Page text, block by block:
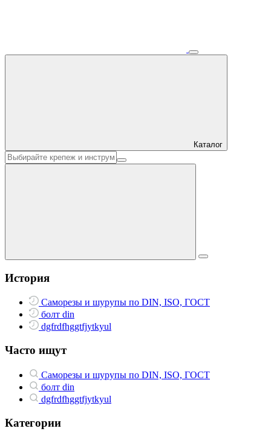
Каталог
История
Саморезы и шурупы по DIN, ISO, ГОСТ
болт din
dgfrdfhggtfjytkyul
Часто ищут
Саморезы и шурупы по DIN, ISO, ГОСТ
болт din
dgfrdfhggtfjytkyul
Категории